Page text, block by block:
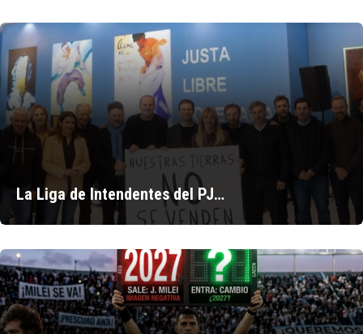
La Liga de Intendentes del PJ…